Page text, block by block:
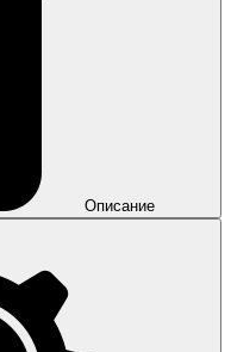
Описание